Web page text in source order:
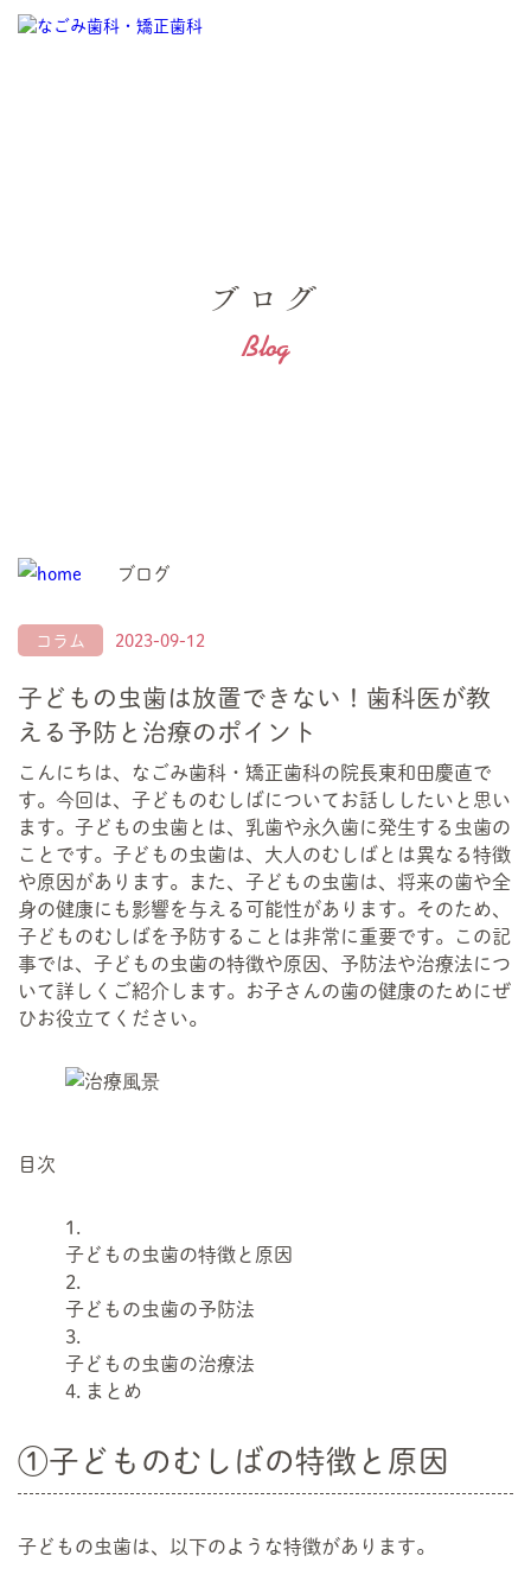
ブログ
Blog
ブログ
コラム 2023-09-12
子どもの虫歯は放置できない！歯科医が教
える予防と治療のポイント
こんにちは、なごみ歯科・矯正歯科の院長東和田慶直で
す。今回は、子どものむしばについてお話ししたいと思い
ます。子どもの虫歯とは、乳歯や永久歯に発生する虫歯の
ことです。子どもの虫歯は、大人のむしばとは異なる特徴
や原因があります。また、子どもの虫歯は、将来の歯や全
身の健康にも影響を与える可能性があります。そのため、
子どものむしばを予防することは非常に重要です。この記
事では、子どもの虫歯の特徴や原因、予防法や治療法につ
いて詳しくご紹介します。お子さんの歯の健康のためにぜ
ひお役立てください。
目次
子どもの虫歯の特徴と原因
子どもの虫歯の予防法
子どもの虫歯の治療法
まとめ
①子どものむしばの特徴と原因
子どもの虫歯は、以下のような特徴があります。